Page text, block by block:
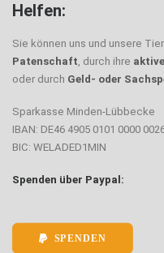
Helfen:
Sie können uns und unsere
Patenschaft, durch ihre
oder durch Geld- oder
Sparkasse Minden-Lübbecke
IBAN: DE46 4905 0101 0000
BIC: WELADED1MIN
Spenden über Paypal:
SPENDEN